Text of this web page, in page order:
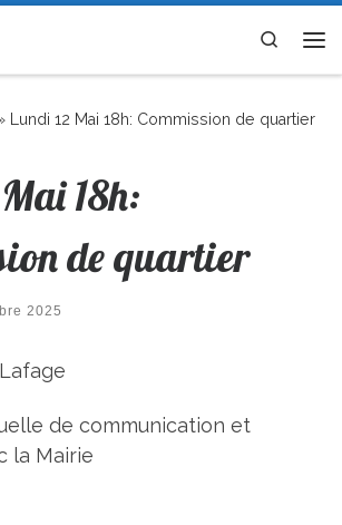
Search
Lundi 12 Mai 18h: Commission de quartier
18h:
de quartier
2025
de communication et
la Mairie